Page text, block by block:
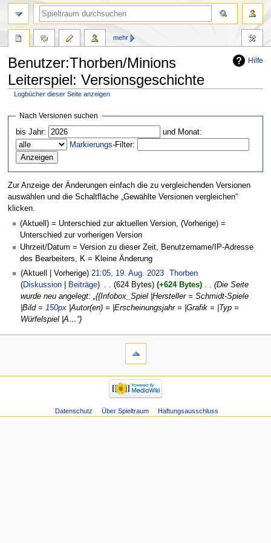
Hilfe
Benutzer:Thorben/Minions
Leiterspiel: Versionsgeschichte
Logbücher dieser Seite anzeigen
springen
springen
Nach Versionen suchen
bis Jahr:
und Monat:
Markierungs-Filter:
Zur Anzeige der Änderungen einfach die zu vergleichenden Versionen
auswählen und die Schaltfläche „Gewählte Versionen vergleichen“
klicken.
(Aktuell) = Unterschied zur aktuellen Version, (Vorherige) =
Unterschied zur vorherigen Version
Uhrzeit/Datum = Version zu dieser Zeit, Benutzername/IP-Adresse
des Bearbeiters, K = Kleine Änderung
Aktuell
Vorherige 21:05, 19. Aug. 2023
Thorben
Diskussion
Beiträge 624 Bytes +624 Bytes ‎
Die Seite
wurde neu angelegt: „{{Infobox_Spiel |Hersteller = Schmidt-Spiele
|Bild = 150px |Autor(en) = |Erscheinungsjahr = |Grafik = |Typ =
Würfelspiel |A…“
mehr
Datenschutz Über Spieltraum Haftungsausschluss